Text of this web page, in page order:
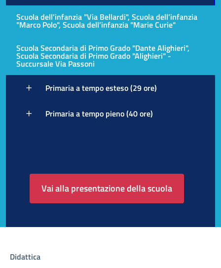
Scuola dell’infanzia "Via Bellardi", Scuola dell’infanzia
"Marco Polo", Scuola dell’infanzia "Marie Curie"
Scuola Secondaria di Primo Grado "Dante Alighieri",
Scuola Secondaria di Primo Grado "Alighieri" -
Succursale Via Passoni
Primaria a tempo esteso (29 ore)
Primaria a tempo pieno (40 ore)
Vai alla presentazione della scuola
Didattica